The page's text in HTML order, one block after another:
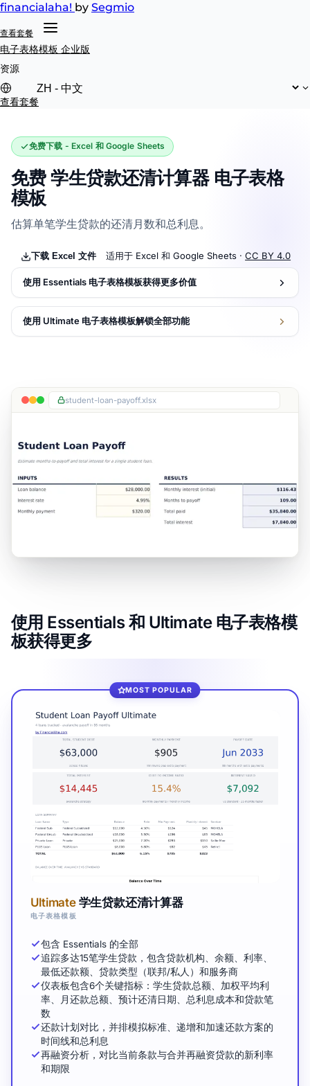
financialaha! by Segmio
查看套餐
电子表格模板 企业版
资源
查看套餐
免费下载 - Excel 和 Google Sheets
免费 学生贷款还清计算器 电子表格
模板
估算单笔学生贷款的还清月数和总利息。
下载 Excel 文件 适用于 Excel 和 Google Sheets ·CC BY 4.0
使用 Essentials 电子表格模板获得更多价值
使用 Ultimate 电子表格模板解锁全部功能
student-loan-payoff.xlsx
使用 Essentials 和 Ultimate 电子表格模
板获得更多
MOST POPULAR
Ultimate学生贷款还清计算器
电子表格模板
包含 Essentials 的全部
追踪多达15笔学生贷款，包含贷款机构、余额、利率、
最低还款额、贷款类型（联邦/私人）和服务商
仪表板包含6个关键指标：学生贷款总额、加权平均利
率、月还款总额、预计还清日期、总利息成本和贷款笔
数
还款计划对比，并排模拟标准、递增和加速还款方案的
时间线和总利息
再融资分析，对比当前条款与合并再融资贷款的新利率
和期限